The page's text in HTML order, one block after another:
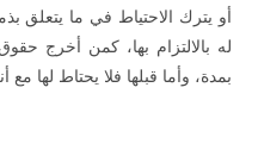
أو يترك الاحتياط في ما يتعلق
له بالالتزام بها، كمن أخرج
بمدة، وأما قبلها فلا يحتاط لها